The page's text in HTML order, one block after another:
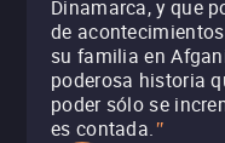
Dinamarca, y que
de
su familia en
poderosa historia
poder sólo se
es contada."